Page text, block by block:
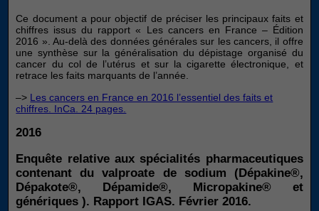
Ce document a pour objectif de préciser les principaux faits et
chiffres issus du rapport « Les cancers en France – Édition
2016 ». Au-delà des données générales sur les cancers, il offre
une synthèse sur la généralisation du dépistage organisé du
cancer du col de l’utérus et sur la cigarette électronique, et
retrace les faits marquants de l’année.
–> Les cancers en France en 2016 l’essentiel des faits et
chiffres. InCa. 24 pages.
2016
Enquête relative aux spécialités pharmaceutiques
contenant du valproate de sodium (Dépakine®,
Dépakote®, Dépamide®, Micropakine® et
génériques ). Rapport IGAS. Février 2016.